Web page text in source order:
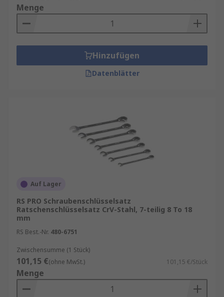
Menge
Hinzufügen
Datenblätter
Auf Lager
RS PRO Schraubenschlüsselsatz
Ratschenschlüsselsatz CrV-Stahl, 7-teilig 8 To 18
mm
RS Best.-Nr. 480-6751
Zwischensumme (1 Stück)
101,15 €(ohne MwSt.) 101,15 €/Stück
Menge